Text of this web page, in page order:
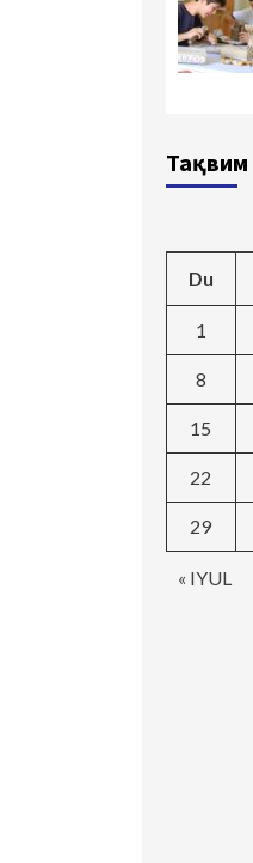
Тақвим
Du
« IYUL
1
8
15
22
29